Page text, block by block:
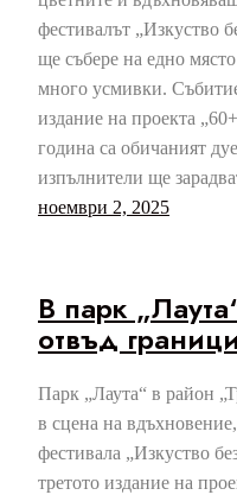
фестивалът „Изкуство
ще събере на едно
много усмивки.
издание на проекта
година са обичаният
изпълнители ще
ноември 2, 2025
В парк
отвъд
Парк „Лаута“ в район
в сцена на
фестивала „Изкуство
третото издание на